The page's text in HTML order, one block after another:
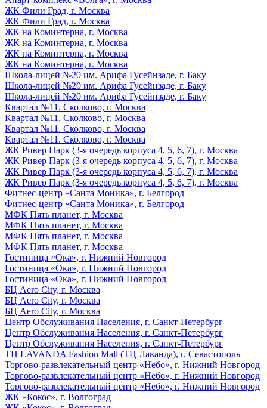
ЖК Фили Град, г. Москва
ЖК Фили Град, г. Москва
ЖК на Коминтерна, г. Москва
ЖК на Коминтерна, г. Москва
ЖК на Коминтерна, г. Москва
ЖК на Коминтерна, г. Москва
Школа-лицей №20 им. Арифа Гусейнзаде, г. Баку
Школа-лицей №20 им. Арифа Гусейнзаде, г. Баку
Школа-лицей №20 им. Арифа Гусейнзаде, г. Баку
Квартал №11. Сколково, г. Москва
Квартал №11. Сколково, г. Москва
Квартал №11. Сколково, г. Москва
Квартал №11. Сколково, г. Москва
ЖК Ривер Парк (3-я очередь корпуса 4, 5, 6, 7), г. Москва
ЖК Ривер Парк (3-я очередь корпуса 4, 5, 6, 7), г. Москва
ЖК Ривер Парк (3-я очередь корпуса 4, 5, 6, 7), г. Москва
ЖК Ривер Парк (3-я очередь корпуса 4, 5, 6, 7), г. Москва
Фитнес-центр «Санта Моника», г. Белгород
Фитнес-центр «Санта Моника», г. Белгород
МФК Пять планет, г. Москва
МФК Пять планет, г. Москва
МФК Пять планет, г. Москва
МФК Пять планет, г. Москва
Гостиница «Ока», г. Нижний Новгород
Гостиница «Ока», г. Нижний Новгород
Гостиница «Ока», г. Нижний Новгород
БЦ Aero City, г. Москва
БЦ Aero City, г. Москва
БЦ Aero City, г. Москва
Центр Обслуживания Населения, г. Санкт-Петербург
Центр Обслуживания Населения, г. Санкт-Петербург
Центр Обслуживания Населения, г. Санкт-Петербург
ТЦ LAVANDA Fashion Mall (ТЦ Лаванда), г. Севастополь
Торгово-развлекательный центр «Небо», г. Нижний Новгород
Торгово-развлекательный центр «Небо», г. Нижний Новгород
Торгово-развлекательный центр «Небо», г. Нижний Новгород
ЖК «Кокос», г. Волгоград